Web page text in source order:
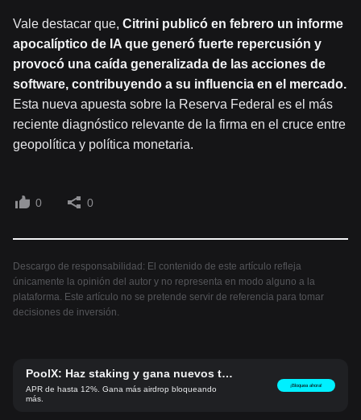
Vale destacar que, Citrini publicó en febrero un informe
apocalíptico de IA que generó fuerte repercusión y
provocó una caída generalizada de las acciones de
software, contribuyendo a su influencia en el mercado.
Esta nueva apuesta sobre la Reserva Federal es el más
reciente diagnóstico relevante de la firma en el cruce entre
geopolítica y política monetaria.
0 0
Descargo de responsabilidad: El contenido de este artículo refleja
únicamente la opinión del autor y no representa en modo alguno a la
plataforma. Este artículo no se pretende servir de referencia para tomar
decisiones de inversión.
PoolX: Haz staking y gana nuevos to
kens.
APR de hasta 12%. Gana más airdrop bloqueando
más.
¡Bloquea ahora!